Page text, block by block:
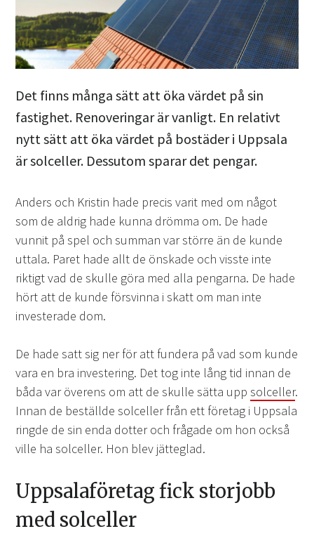
Det finns många sätt att öka värdet på sin
fastighet. Renoveringar är vanligt. En relativt
nytt sätt att öka värdet på bostäder i Uppsala
är solceller. Dessutom sparar det pengar.
Anders och Kristin hade precis varit med om något
som de aldrig hade kunna drömma om. De hade
vunnit på spel och summan var större än de kunde
uttala. Paret hade allt de önskade och visste inte
riktigt vad de skulle göra med alla pengarna. De hade
hört att de kunde försvinna i skatt om man inte
investerade dom.
De hade satt sig ner för att fundera på vad som kunde
vara en bra investering. Det tog inte lång tid innan de
båda var överens om att de skulle sätta uppsolceller.
Innan de beställde solceller från ett företag i Uppsala
ringde de sin enda dotter och frågade om hon också
ville ha solceller. Hon blev jätteglad.
Uppsalaföretag fick storjobb
med solceller